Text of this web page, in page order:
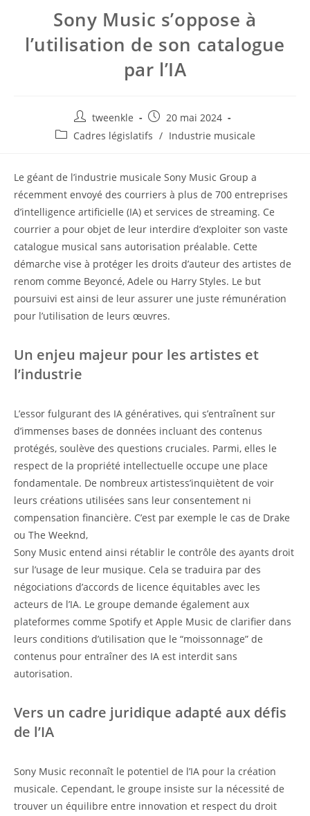
Sony Music s’oppose à
l’utilisation de son catalogue
par l’IA
Auteur/autrice
de
tweenkle
Post
published:
20 mai 2024
Post Cadres législatifs / Industrie musicale
Le géant de l’industrie musicale Sony Music Group a
récemment envoyé des courriers à plus de 700 entreprises
d’intelligence artificielle (IA) et services de streaming. Ce
courrier a pour objet de leur interdire d’exploiter son vaste
catalogue musical sans autorisation préalable. Cette
démarche vise à protéger les droits d’auteur des artistes de
renom comme Beyoncé, Adele ou Harry Styles. Le but
poursuivi est ainsi de leur assurer une juste rémunération
pour l’utilisation de leurs œuvres.
Un enjeu majeur pour les artistes et
l’industrie
L’essor fulgurant des IA génératives, qui s’entraînent sur
d’immenses bases de données incluant des contenus
protégés, soulève des questions cruciales. Parmi, elles le
respect de la propriété intellectuelle occupe une place
fondamentale. De nombreux artistess’inquiètent de voir
leurs créations utilisées sans leur consentement ni
compensation financière. C’est par exemple le cas de Drake
ou The Weeknd,
Sony Music entend ainsi rétablir le contrôle des ayants droit
sur l’usage de leur musique. Cela se traduira par des
négociations d’accords de licence équitables avec les
acteurs de l’IA. Le groupe demande également aux
plateformes comme Spotify et Apple Music de clarifier dans
leurs conditions d’utilisation que le “moissonnage” de
contenus pour entraîner des IA est interdit sans
autorisation.
Vers un cadre juridique adapté aux défis
de l’IA
Sony Music reconnaît le potentiel de l’IA pour la création
musicale. Cependant, le groupe insiste sur la nécessité de
trouver un équilibre entre innovation et respect du droit